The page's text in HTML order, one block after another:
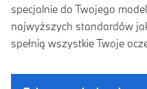
specjalnie do Twojego
najwyższych standardów
spełnią wszystkie Twoje